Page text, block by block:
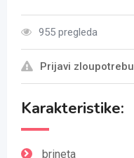
955 pregleda
Prijavi zloupotrebu
Karakteristike:
brineta